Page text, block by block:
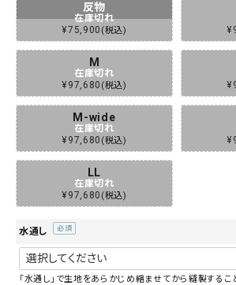
反物
在庫切れ
¥75,900 税込
¥
M
在庫切れ
¥97,680 税込
¥
M-wide
在庫切れ
¥97,680 税込
¥
LL
在庫切れ
¥97,680 税込
水通し
須)
「水通し」で生地をあらかじめ縮ませてから縫製する